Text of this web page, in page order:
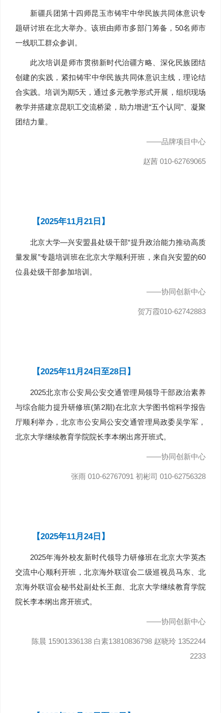
新疆兵团第十四师昆玉市铸牢中华民族共同体意识专
题研讨班在北大举办。该班由师市多部门筹备，50名师市
一线职工群众参训。
此次培训是师市贯彻新时代治疆方略、深化民族团结
创建的实践，紧扣铸牢中华民族共同体意识主线，理论结
合实践。培训为期5天，通过多元教学形式开展，组织现场
教学并搭建京昆职工交流桥梁，助力增进“五个认同”、凝聚
团结力量。
——品牌项目中心
赵茜 010-62769065
【2025年11月21日】
北京大学—兴安盟县处级干部“提升政治能力推动高质
量发展”专题培训班在北京大学顺利开班，来自兴安盟的60
位县处级干部参加培训。
——协同创新中心
贺万霞010-62742883
【2025年11月24日至28日】
2025北京市公安局公安交通管理局领导干部政治素养
与综合能力提升研修班(第2期)在北京大学图书馆科学报告
厅顺利举办，北京市公安局公安交通管理局政委吴学军，
北京大学继续教育学院院长李本纲出席开班式。
——协同创新中心
张雨 010-62767091 初彬司 010-62756328
【2025年11月24日】
2025年海外校友新时代领导力研修班在北京大学英杰
交流中心顺利开班，北京海外联谊会二级巡视员马东、北
京海外联谊会秘书处副处长王彪、北京大学继续教育学院
院长李本纲出席开班式。
——协同创新中心
陈晨 15901336138 白素13810836798 赵晓玲 1352244
2233